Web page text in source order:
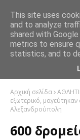
Αρχική σελίδα
εξωτερικό,
Αλεξανδρούπολη
600
This site uses
and to analyze
shared with
metrics to ensure
statistics, and to